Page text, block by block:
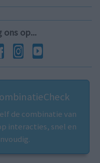
ons op...
de combinatie van
interacties, snel en